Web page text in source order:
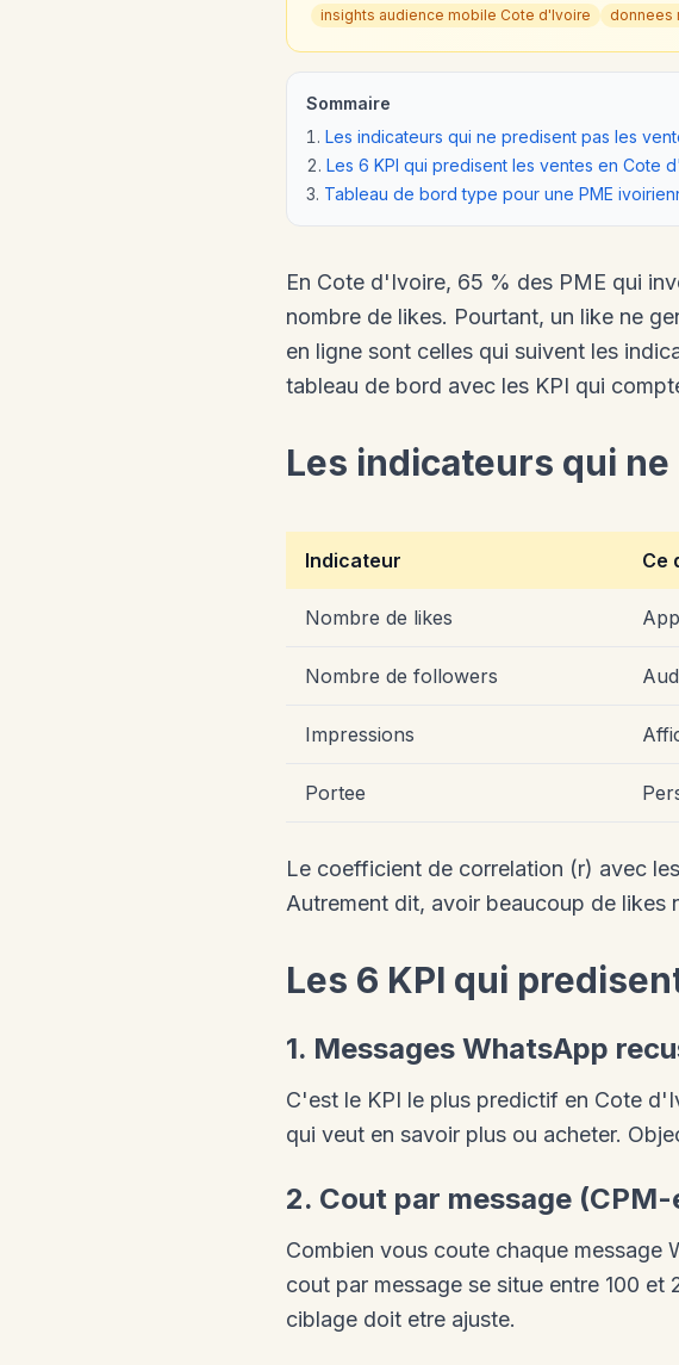
insights audience mobile Cote d'Ivoire donnees
Sommaire
Les indicateurs qui ne predisent pas les
Les 6 KPI qui predisent les ventes en Cote
Tableau de bord type pour une PME
En Cote d'Ivoire, 65 % des PME qui
nombre de likes. Pourtant, un like ne
en ligne sont celles qui suivent les
tableau de bord avec les KPI qui
Les indicateurs qui
Indicateur Ce
Nombre de likes
Nombre de followers
Impressions
Portee
Le coefficient de correlation (r) avec
Autrement dit, avoir beaucoup de likes
Les 6 KPI qui
1. Messages WhatsApp
C'est le KPI le plus predictif en Cote
qui veut en savoir plus ou acheter.
2. Cout par message (CPM-
Combien vous coute chaque message
cout par message se situe entre 100
ciblage doit etre ajuste.